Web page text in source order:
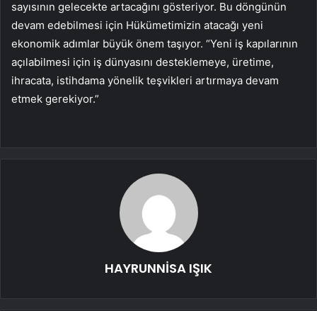
sayısının gelecekte artacağını gösteriyor. Bu döngünün
devam edebilmesi için Hükümetimizin atacağı yeni
ekonomik adımlar büyük önem taşıyor. “Yeni iş kapılarının
açılabilmesi için iş dünyasını desteklemeye, üretime,
ihracata, istihdama yönelik teşvikleri artırmaya devam
etmek gerekiyor.”
HAYRUNNİSA IŞIK